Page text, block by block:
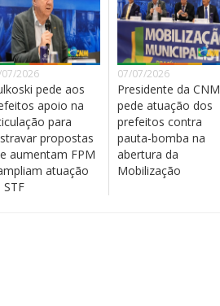
2026
pede aos
apoio na
para
propostas
aumentam FPM
atuação
STF
07/07/2026
Presidente da CNM
pede atuação dos
prefeitos contra
pauta-bomba na
abertura da
Mobilização